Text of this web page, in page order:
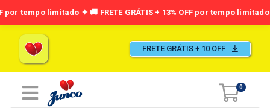
FRETE GRÁTIS + 10 OFF
0